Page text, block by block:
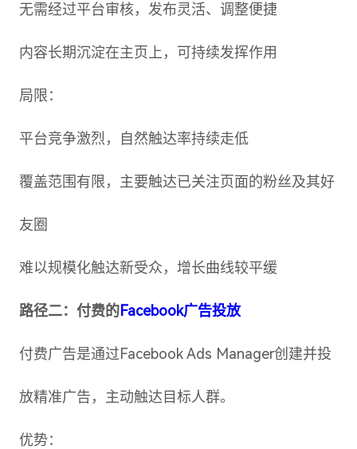
无需经过平台审核，发布灵活、调整便捷
内容长期沉淀在主页上，可持续发挥作用
局限：
平台竞争激烈，自然触达率持续走低
覆盖范围有限，主要触达已关注页面的粉丝及其好
友圈
难以规模化触达新受众，增长曲线较平缓
路径二：付费的Facebook广告投放
付费广告是通过Facebook Ads Manager创建并投
放精准广告，主动触达目标人群。
优势：